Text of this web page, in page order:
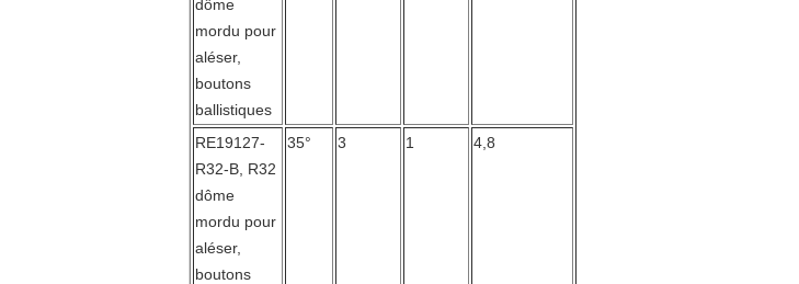
dôme
mordu pour
aléser,
boutons
ballistiques
RE19127-
R32-B, R32
dôme
mordu pour
aléser,
boutons
35° 3 1 4,8